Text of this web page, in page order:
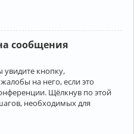
сообщения
кнопку,
на него, если это
Щёлкнув по этой
необходимых для